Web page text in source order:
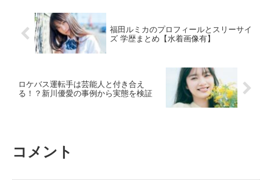
福田ルミカのプロフィールとスリーサイ
ズ 学歴まとめ【水着画像有】
ロケバス運転手は芸能人と付き合え
る！？新川優愛の事例から実態を検証
コメント